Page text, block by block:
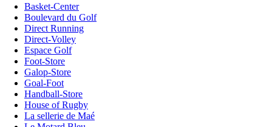
Basket-Center
Boulevard du Golf
Direct Running
Direct-Volley
Espace Golf
Foot-Store
Galop-Store
Goal-Foot
Handball-Store
House of Rugby
La sellerie de Maé